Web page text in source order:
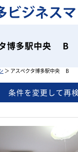
博多駅中央 B
＞ アスペクタ博多駅中央 B
条件を変更して再